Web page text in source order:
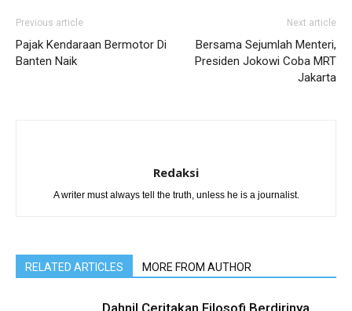
Previous article
Pajak Kendaraan Bermotor Di
Banten Naik
Next article
Bersama Sejumlah Menteri,
Presiden Jokowi Coba MRT
Jakarta
Redaksi
A writer must always tell the truth, unless he is a journalist.
RELATED ARTICLES MORE FROM AUTHOR
Dahnil Ceritakan Filosofi Berdirinya